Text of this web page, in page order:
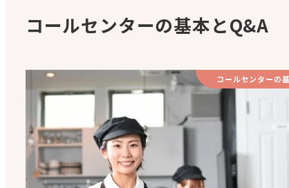
コールセンターの基本とQ&A
コールセンターの